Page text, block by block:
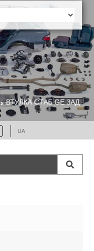
ВТУЛКА СТАБ GE ЗАД
UA